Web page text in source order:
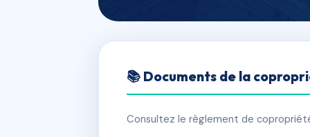
HAUT
📍 HAUT SARTOUX 2A RUELLE DES
📚 Documents de la
Consultez le règlement de